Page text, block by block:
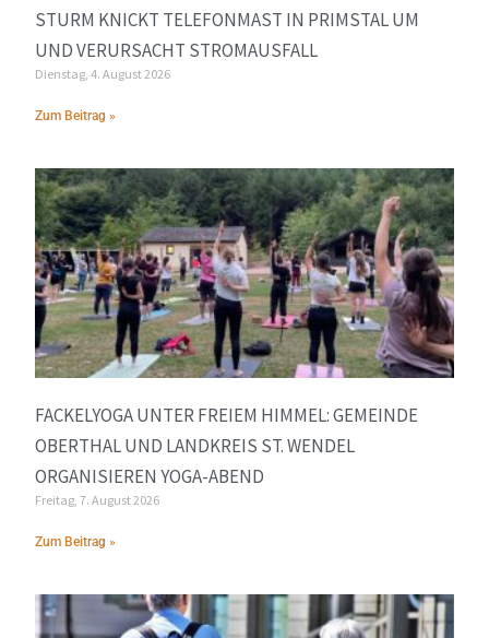
STURM KNICKT TELEFONMAST IN PRIMSTAL UM
UND VERURSACHT STROMAUSFALL
Dienstag, 4. August 2026
Zum Beitrag »
FACKELYOGA UNTER FREIEM HIMMEL: GEMEINDE
OBERTHAL UND LANDKREIS ST. WENDEL
ORGANISIEREN YOGA-ABEND
Freitag, 7. August 2026
Zum Beitrag »